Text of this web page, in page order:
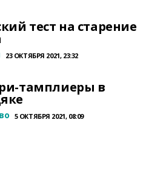
тест на старение
23 ОКТЯБРЯ 2021, 23:32
тамплиеры в
5 ОКТЯБРЯ 2021, 08:09